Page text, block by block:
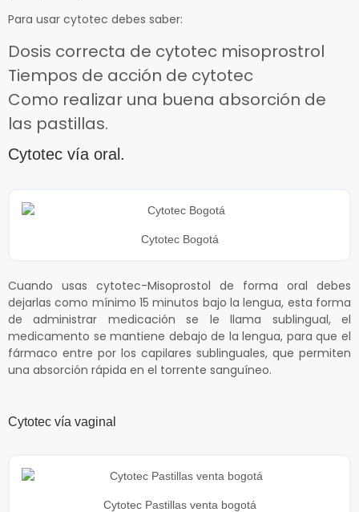
Para usar cytotec debes saber:
Dosis correcta de cytotec misoprostrol
Tiempos de acción de cytotec
Como realizar una buena absorción de
las pastillas.
Cytotec vía oral.
Cytotec Bogotá
Cuando usas cytotec-Misoprostol de forma oral debes
dejarlas como mínimo 15 minutos bajo la lengua, esta forma
de administrar medicación se le llama sublingual, el
medicamento se mantiene debajo de la lengua, para que el
fármaco entre por los capilares sublinguales, que permiten
una absorción rápida en el torrente sanguíneo.
Cytotec vía vaginal
Cytotec Pastillas venta bogotá